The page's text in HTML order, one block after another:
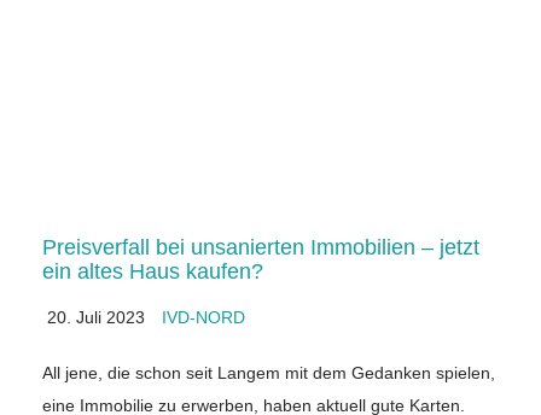
Preisverfall bei unsanierten Immobilien – jetzt
ein altes Haus kaufen?
20. Juli 2023 IVD-NORD
All jene, die schon seit Langem mit dem Gedanken spielen,
eine Immobilie zu erwerben, haben aktuell gute Karten.